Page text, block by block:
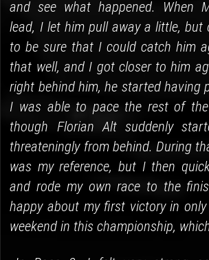
and see what happened. When
lead, I let him pull away a little, but
to be sure that I could catch him
that well, and I got closer to him
right behind him, he started having
I was able to pace the rest of
though Florian Alt suddenly
threateningly from behind. During
was my reference, but I then
and rode my own race to the
happy about my first victory in
weekend in this championship,